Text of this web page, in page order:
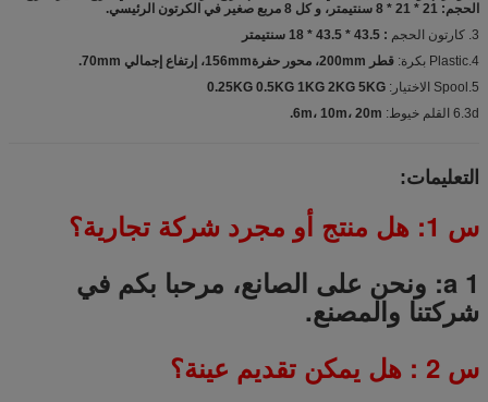
الحجم: 21 * 21 * 8 سنتيمتر، و كل 8 مربع صغير في الكرتون الرئيسي.
3. كارتون الحجم
: 43.5 * 43.5 * 18 سنتيمتر
4.Plastic بكرة:
قطر 200mm، محور حفرة156mm، إرتفاع إجمالي 70mm.
5.Spool الاختيار:
0.25KG 0.5KG 1KG 2KG 5KG
6.3d القلم خيوط:
6m، 10m، 20m.
التعليمات:
س 1: هل منتج أو مجرد شركة تجارية؟
a 1: ونحن على الصانع، مرحبا بكم في
شركتنا والمصنع.
س 2 : هل يمكن تقديم عينة؟